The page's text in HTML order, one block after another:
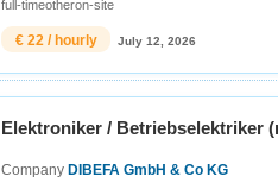
full-timeotheron-site
€ 22 / hourly July 12, 2026
Elektroniker / Betriebselektriker
CompanyDIBEFA GmbH & Co KG